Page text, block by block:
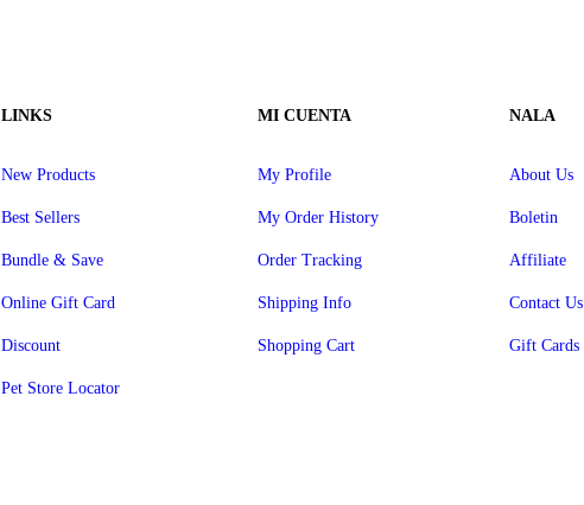
LINKS
New Products
Best Sellers
Bundle & Save
Online Gift Card
Discount
Pet Store Locator
MI CUENTA
My Profile
My Order History
Order Tracking
Shipping Info
Shopping Cart
NALA
About Us
Boletin
Affiliate
Contact Us
Gift Cards